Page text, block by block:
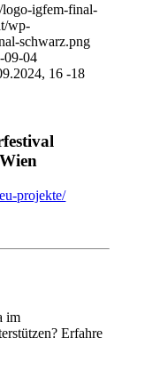
logo-igfem-final-
wp-
schwarz.png
09-04
16 -18
projekte/
im
Erfahre